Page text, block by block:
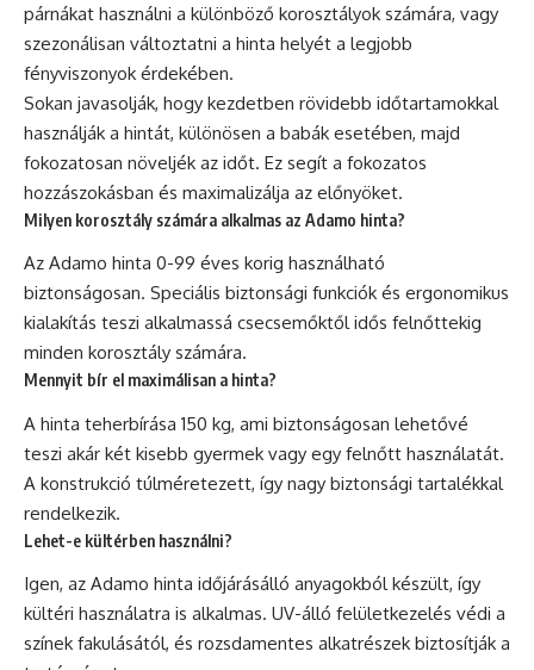
párnákat használni a különböző korosztályok számára, vagy
szezonálisan változtatni a hinta helyét a legjobb
fényviszonyok érdekében.
Sokan javasolják, hogy kezdetben rövidebb időtartamokkal
használják a hintát, különösen a babák esetében, majd
fokozatosan növeljék az időt. Ez segít a fokozatos
hozzászokásban és maximalizálja az előnyöket.
Milyen korosztály számára alkalmas az Adamo hinta?
Az Adamo hinta 0-99 éves korig használható
biztonságosan. Speciális biztonsági funkciók és ergonomikus
kialakítás teszi alkalmassá csecsemőktől idős felnőttekig
minden korosztály számára.
Mennyit bír el maximálisan a hinta?
A hinta teherbírása 150 kg, ami biztonságosan lehetővé
teszi akár két kisebb gyermek vagy egy felnőtt használatát.
A konstrukció túlméretezett, így nagy biztonsági tartalékkal
rendelkezik.
Lehet-e kültérben használni?
Igen, az Adamo hinta időjárásálló anyagokból készült, így
kültéri használatra is alkalmas. UV-álló felületkezelés védi a
színek fakulásától, és rozsdamentes alkatrészek biztosítják a